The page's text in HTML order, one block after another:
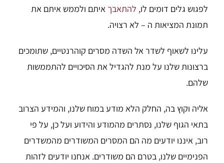
לפגוש גלים דומים לו, להתאבך איתם ולממש איתם את
תמונת המציאות ה – לא רצויה.
עלינו לשאוף לשדר אל השדה מסרים קוהרנטיים, שתומכים
ברצונות שלנו על מנת להגדיל את הסיכויים להתממשות
שלהם.
אליה וקוץ בה, החלק הלא מודע במוח שלנו, והמידע הצרוב
בתאי הגוף שלנו, נסתרים מהמודע והידוע ועל כן, על פי
רוב, איננו יודעים מה הם המסרים המשודרים מהמשדרים
הפנימיים שלנו, בטרם הם משודרים. אנחנו יודעים לזהות